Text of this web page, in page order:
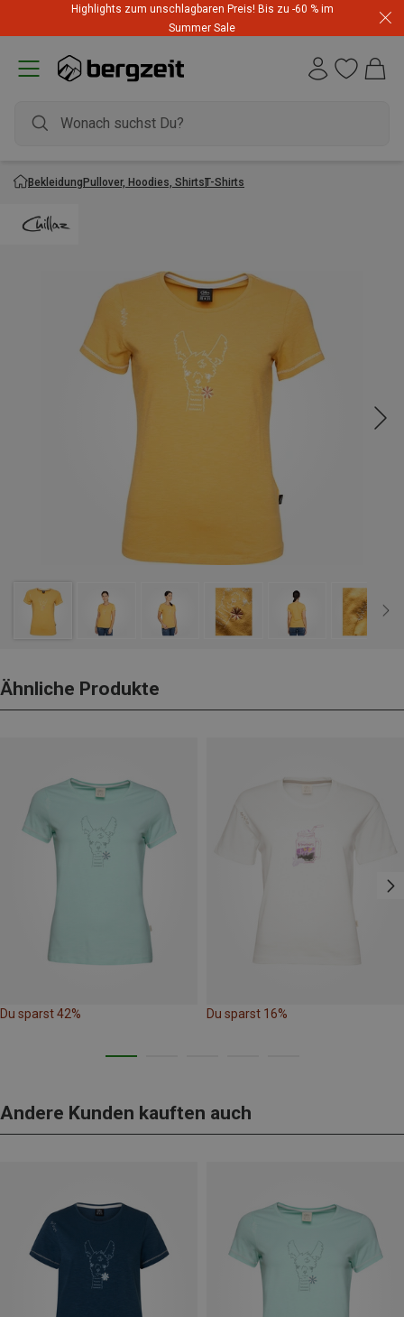
Highlights zum unschlagbaren Preis! Bis zu -60 % im
Summer Sale
BekleidungPullover, Hoodies, ShirtsT-Shirts
Ähnliche Produkte
Du sparst 42% Du sparst 16%
Andere Kunden kauften auch